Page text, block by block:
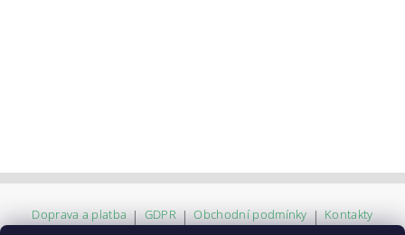
Doprava a platba | GDPR | Obchodní podmínky | Kontakty